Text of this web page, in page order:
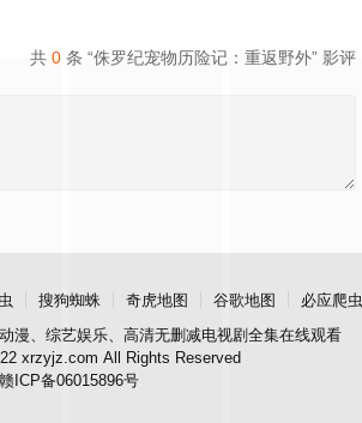
共 0 条 “侏罗纪宠物历险记：重返野外” 影评
搜狗蜘蛛 奇虎地图 谷歌地图
必应爬虫
漫、综艺娱乐、高清无删减电视剧全集在线观看
xrzyjz.com All Rights Reserved
赣ICP备06015896号